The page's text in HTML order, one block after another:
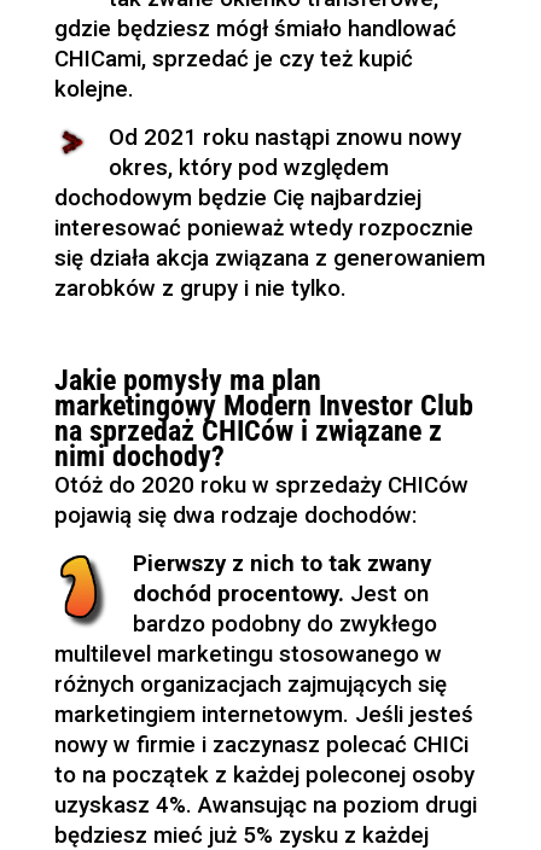
gdzie będziesz mógł śmiało handlować
CHICami, sprzedać je czy też kupić
kolejne.
Od 2021 roku nastąpi znowu nowy
okres, który pod względem
dochodowym będzie Cię najbardziej
interesować ponieważ wtedy rozpocznie
się działa akcja związana z generowaniem
zarobków z grupy i nie tylko.
Jakie pomysły ma plan
marketingowy Modern Investor Club
na sprzedaż CHICów i związane z
nimi dochody?
Otóż do 2020 roku w sprzedaży CHICów
pojawią się dwa rodzaje dochodów:
Pierwszy z nich to tak zwany
dochód procentowy. Jest on
bardzo podobny do zwykłego
multilevel marketingu stosowanego w
różnych organizacjach zajmujących się
marketingiem internetowym. Jeśli jesteś
nowy w firmie i zaczynasz polecać CHICi
to na początek z każdej poleconej osoby
uzyskasz 4%. Awansując na poziom drugi
będziesz mieć już 5% zysku z każdej